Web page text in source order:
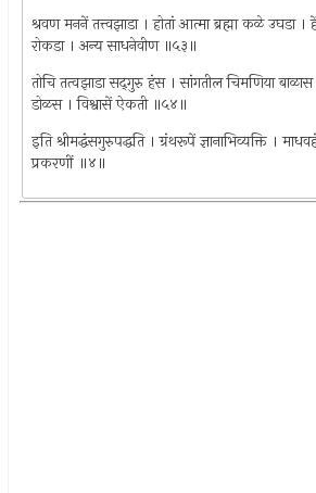
श्रवण मननें तत्त्वझाडा । होतां आत्मा ब्रह्मा कळे उघडा ।
रोकडा । अन्य साधनेवीण ॥५३॥
तोचि तत्वझाडा सद्‌गुरु हंस । सांगतील चिमणिया
डोळस । विश्वासें ऐकती ॥५४॥
इति श्रीमद्धंसगुरुपद्धति । ग्रंथरूपें ज्ञानाभिव्यक्ति ।
प्रकरणीं ॥४॥